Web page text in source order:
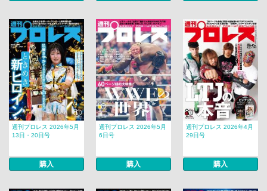
週刊プロレス 2026年5月
13日・20日号
購入
週刊プロレス 2026年5月
6日号
購入
週刊プロレス 2026年4月
29日号
購入